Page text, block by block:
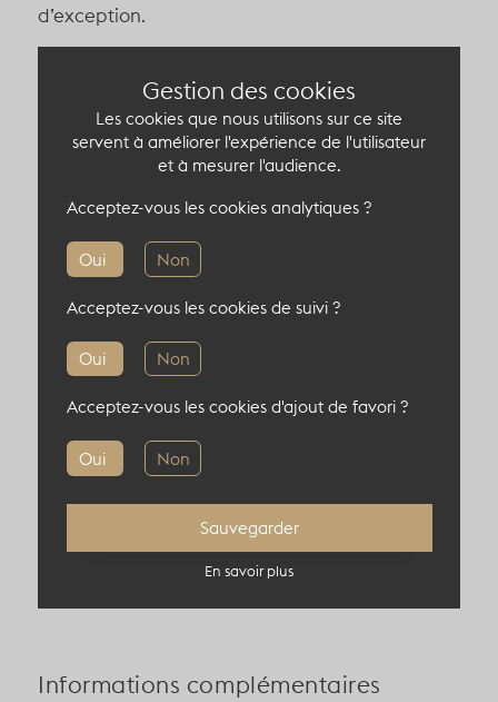
d’exception.
est également à disposition,
ajoutant une touche conviviale et raffinée.
offrant un lieu de repli ou la possibilité de
monter une structure autoportée, afin
d’adapter l’événement à toutes les
Laissez-vous séduire par ce cadre enchanteur
où chaque instant devient unique.
Capacité du lieu atypique
40 pers en diner
Informations complémentaires
Gestion des cookies
Les cookies que nous utilisons sur ce site
servent à améliorer l'expérience de l'utilisateur
et à mesurer l'audience.
Oui Non
Acceptez-vous les cookies analytiques ?
Oui Non
Acceptez-vous les cookies de suivi ?
Oui Non
Acceptez-vous les cookies d'ajout de favori ?
Sauvegarder
En savoir plus